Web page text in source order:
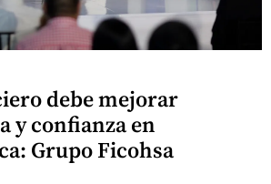
debe mejorar
y confianza en
Grupo Ficohsa